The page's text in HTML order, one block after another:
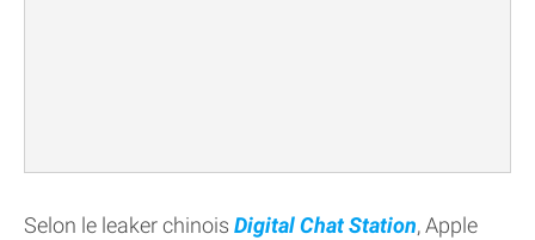
Selon le leaker chinois Digital Chat Station, Apple